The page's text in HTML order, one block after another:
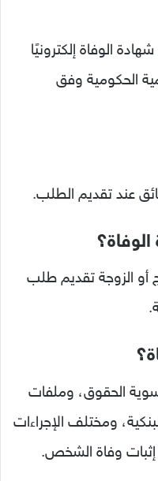
الوفاة إلكترونيًا
الحكومية وفق
عند تقديم الطلب.
أو الزوجة تقديم طلب
الحقوق، وملفات
ومختلف الإجراءات
إثبات وفاة الشخص.